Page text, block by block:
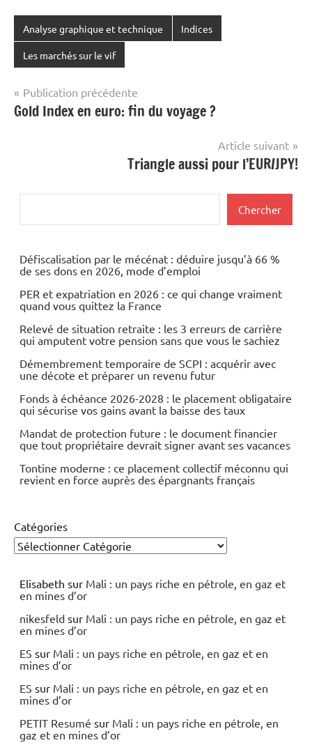
Analyse graphique et technique Indices
Les marchés sur le vif
Navigation
de
Publication précédente
Gold Index en euro: fin du voyage ?
Article suivant
Triangle aussi pour l’EUR/JPY!
Chercher
Défiscalisation par le mécénat : déduire jusqu’à 66 %
de ses dons en 2026, mode d’emploi
PER et expatriation en 2026 : ce qui change vraiment
quand vous quittez la France
Relevé de situation retraite : les 3 erreurs de carrière
qui amputent votre pension sans que vous le sachiez
Démembrement temporaire de SCPI : acquérir avec
une décote et préparer un revenu futur
Fonds à échéance 2026-2028 : le placement obligataire
qui sécurise vos gains avant la baisse des taux
Mandat de protection future : le document financier
que tout propriétaire devrait signer avant ses vacances
Tontine moderne : ce placement collectif méconnu qui
revient en force auprès des épargnants français
Catégories
Elisabeth sur Mali : un pays riche en pétrole, en gaz et
en mines d’or
nikesfeld sur Mali : un pays riche en pétrole, en gaz et
en mines d’or
ES sur Mali : un pays riche en pétrole, en gaz et en
mines d’or
ES sur Mali : un pays riche en pétrole, en gaz et en
mines d’or
PETIT Resumé sur Mali : un pays riche en pétrole, en
gaz et en mines d’or